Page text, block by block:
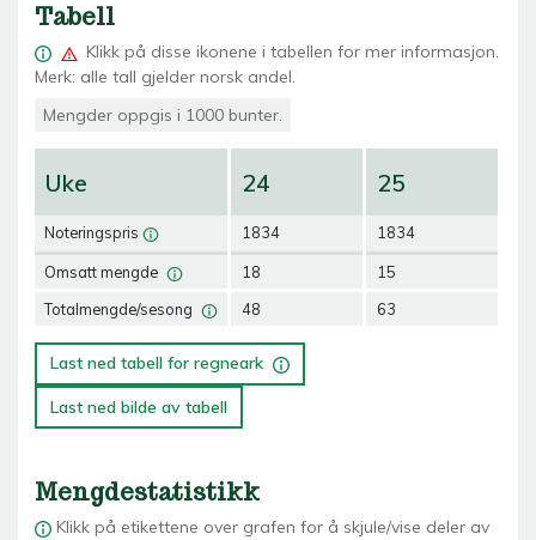
Tabell
Klikk på disse ikonene i tabellen for mer informasjon.
Merk: alle tall gjelder norsk andel.
Mengder oppgis i 1000 bunter.
Uke
Noteringspris
Omsatt mengde
Totalmengde/sesong
24
1834
18
48
25
1834
15
63
Last ned tabell for regneark
Last ned bilde av tabell
Mengdestatistikk
Klikk på etikettene over grafen for å skjule/vise deler av